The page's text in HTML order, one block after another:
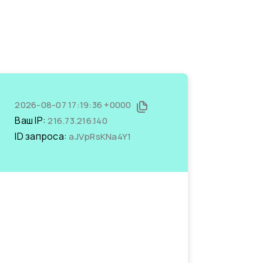
2026-08-07 17:19:36 +0000
Ваш IP:216.73.216.140
ID запроса:aJVpRsKNa4Y1